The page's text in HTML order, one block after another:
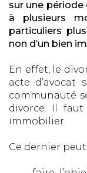
sur une
à plusieurs
particuliers
non d’un bien
En effet, le
acte d’avocat
communauté
divorce. Il
immobilier.
Ce dernier peut